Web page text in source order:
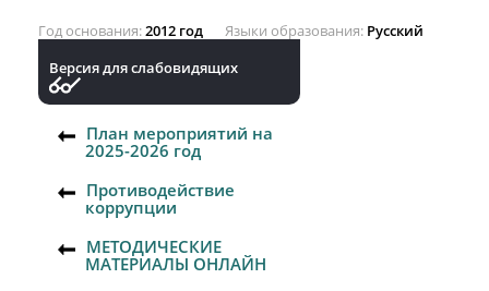
Год основания 2012 год Языки образования Русский
Версия для слабовидящих
План мероприятий на
2025-2026 год
Противодействие
коррупции
МЕТОДИЧЕСКИЕ
МАТЕРИАЛЫ ОНЛАЙН